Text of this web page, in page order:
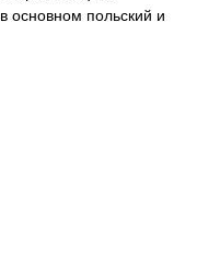
основном польский и